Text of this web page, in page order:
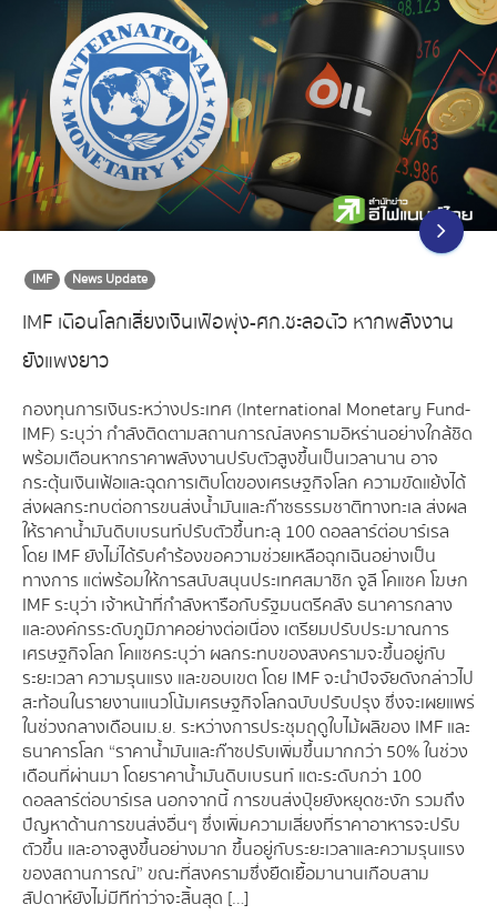
IMF News Update
IMF เตือนโลกเสี่ยงเงินเฟ้อพุ่ง-ศก.ชะลอตัว หากพลังงาน
ยังแพงยาว
กองทุนการเงินระหว่างประเทศ (International Monetary Fund-
IMF) ระบุว่า กำลังติดตามสถานการณ์สงครามอิหร่านอย่างใกล้ชิด
พร้อมเตือนหากราคาพลังงานปรับตัวสูงขึ้นเป็นเวลานาน อาจ
กระตุ้นเงินเฟ้อและฉุดการเติบโตของเศรษฐกิจโลก ความขัดแย้งได้
ส่งผลกระทบต่อการขนส่งน้ำมันและก๊าซธรรมชาติทางทะเล ส่งผล
ให้ราคาน้ำมันดิบเบรนท์ปรับตัวขึ้นทะลุ 100 ดอลลาร์ต่อบาร์เรล
โดย IMF ยังไม่ได้รับคำร้องขอความช่วยเหลือฉุกเฉินอย่างเป็น
ทางการ แต่พร้อมให้การสนับสนุนประเทศสมาชิก จูลี โคแซค โฆษก
IMF ระบุว่า เจ้าหน้าที่กำลังหารือกับรัฐมนตรีคลัง ธนาคารกลาง
และองค์กรระดับภูมิภาคอย่างต่อเนื่อง เตรียมปรับประมาณการ
เศรษฐกิจโลก โคแซคระบุว่า ผลกระทบของสงครามจะขึ้นอยู่กับ
ระยะเวลา ความรุนแรง และขอบเขต โดย IMF จะนำปัจจัยดังกล่าวไป
สะท้อนในรายงานแนวโน้มเศรษฐกิจโลกฉบับปรับปรุง ซึ่งจะเผยแพร่
ในช่วงกลางเดือนเม.ย. ระหว่างการประชุมฤดูใบไม้ผลิของ IMF และ
ธนาคารโลก “ราคาน้ำมันและก๊าซปรับเพิ่มขึ้นมากกว่า 50% ในช่วง
เดือนที่ผ่านมา โดยราคาน้ำมันดิบเบรนท์ แตะระดับกว่า 100
ดอลลาร์ต่อบาร์เรล นอกจากนี้ การขนส่งปุ๋ยยังหยุดชะงัก รวมถึง
ปัญหาด้านการขนส่งอื่นๆ ซึ่งเพิ่มความเสี่ยงที่ราคาอาหารจะปรับ
ตัวขึ้น และอาจสูงขึ้นอย่างมาก ขึ้นอยู่กับระยะเวลาและความรุนแรง
ของสถานการณ์” ขณะที่สงครามซึ่งยืดเยื้อมานานเกือบสาม
สัปดาห์ยังไม่มีทีท่าว่าจะสิ้นสุด […]